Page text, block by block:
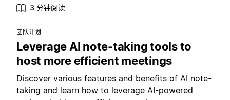
3 分钟阅读
团队计划
Leverage AI note-taking tools to
host more efficient meetings
Discover various features and benefits of AI note-
taking and learn how to leverage AI-powered